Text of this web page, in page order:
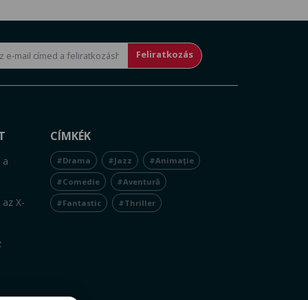
Feliratkozás
a
X-
CÍMKÉK
#Drama #Jazz #Animație
#Comedie #Aventură
#Fantastic #Thriller